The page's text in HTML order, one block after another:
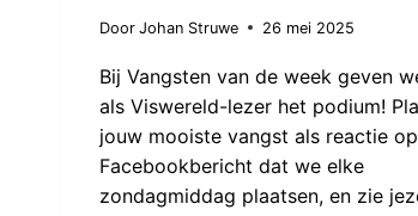
Door Johan Struwe 26 mei 2025
Bij Vangsten van de week geven
als Viswereld-lezer het podium!
jouw mooiste vangst als reactie
Facebookbericht dat we elke
zondagmiddag plaatsen, en zie